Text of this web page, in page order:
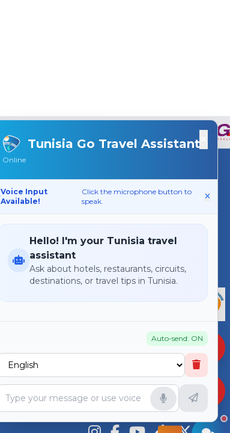
Tunisia Go Travel Assistant
Online
Voice Input
Available!
Click the microphone button to
speak.
Hello! I'm your Tunisia travel
assistant
Ask about hotels, restaurants, circuits,
destinations, or travel tips in Tunisia.
Auto-send: ON
Contactez-nous